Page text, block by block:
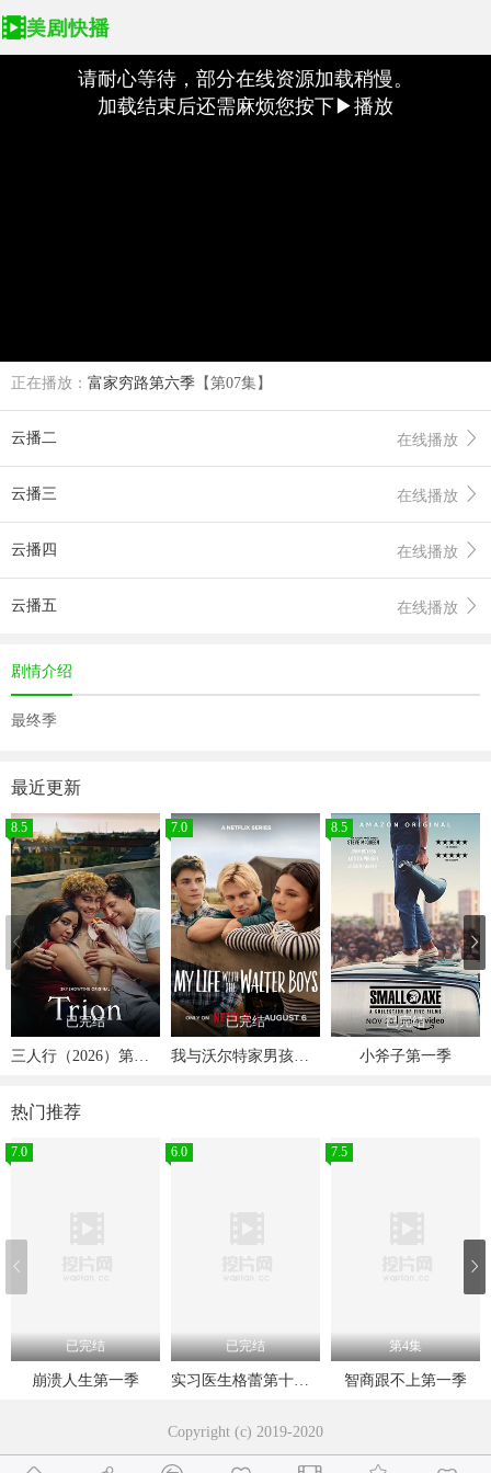
请耐心等待，部分在线资源加载稍慢。
加载结束后还需麻烦您按下▶播放
正在播放： 富家穷路第六季 【第07集】
在线播放
云播二
在线播放
云播三
在线播放
云播四
在线播放
云播五
剧情介绍
最终季
最近更新
8.5
已完结
三人行（2026）第一季
7.0
已完结
我与沃尔特家男孩的生活第三季
8.5
已完结
小斧子第一季
热门推荐
7.0
已完结
崩溃人生第一季
6.0
已完结
实习医生格蕾第十六季
7.5
第4集
智商跟不上第一季
Copyright (c) 2019-2020